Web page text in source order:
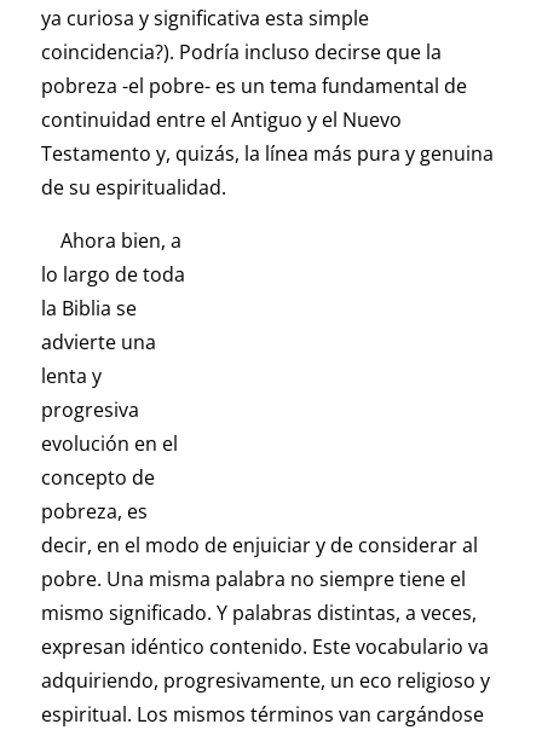
ya curiosa y significativa esta simple
coincidencia?). Podría incluso decirse que la
pobreza -el pobre- es un tema fundamental de
continuidad entre el Antiguo y el Nuevo
Testamento y, quizás, la línea más pura y genuina
de su espiritualidad.
Ahora bien, a
lo largo de toda
la Biblia se
advierte una
lenta y
progresiva
evolución en el
concepto de
pobreza, es
decir, en el modo de enjuiciar y de considerar al
pobre. Una misma palabra no siempre tiene el
mismo significado. Y palabras distintas, a veces,
expresan idéntico contenido. Este vocabulario va
adquiriendo, progresivamente, un eco religioso y
espiritual. Los mismos términos van cargándose